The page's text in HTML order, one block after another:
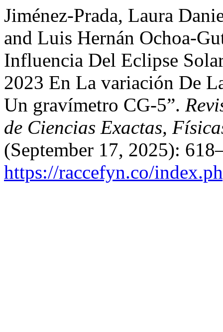
Jiménez-Prada, Laura
and Luis Hernán Ochoa-
Influencia Del Eclipse
2023 En La variación De
Un gravímetro CG-5”.
de Ciencias Exactas,
(September 17, 2025):
https://raccefyn.co/